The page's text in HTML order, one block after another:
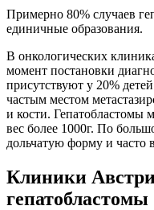
Примерно 80% случаев
единичные образования.
В онкологических
момент постановки
присутствуют у 20%
частым местом
и кости. Гепатобластомы
вес более 1000г. По
дольчатую форму и часто
Клиники
гепатобластомы